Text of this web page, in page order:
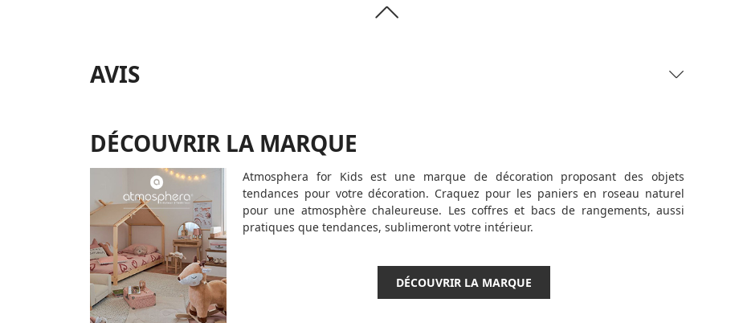
AVIS
DÉCOUVRIR LA MARQUE
Atmosphera for Kids est une marque de décoration proposant des objets
tendances pour votre décoration. Craquez pour les paniers en roseau naturel
pour une atmosphère chaleureuse. Les coffres et bacs de rangements, aussi
pratiques que tendances, sublimeront votre intérieur.
DÉCOUVRIR LA MARQUE